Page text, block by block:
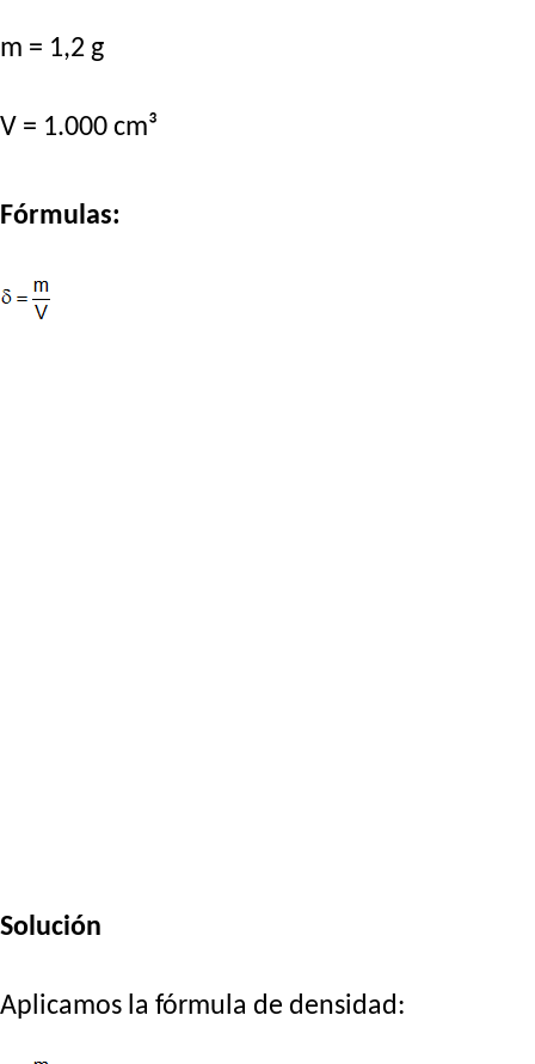
m = 1,2 g
V = 1.000 cm³
Fórmulas:
Solución
Aplicamos la fórmula de densidad: